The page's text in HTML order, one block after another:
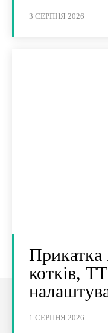
3 СЕРПНЯ 2026
Прикатка
котків,
1 СЕРПНЯ 2026